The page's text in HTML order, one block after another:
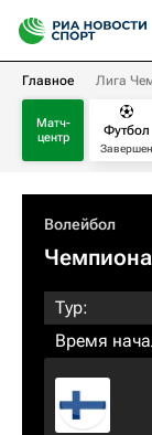
Главное Лига
Матч-
центр
Футбол
Завершен
Волейбол
Тур:
Время